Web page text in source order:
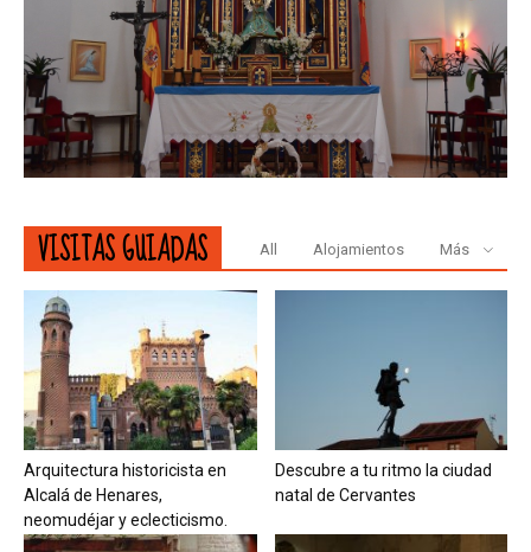
VISITAS GUIADAS All Alojamientos Más
Arquitectura historicista en
Alcalá de Henares,
neomudéjar y eclecticismo.
Descubre a tu ritmo la ciudad
natal de Cervantes